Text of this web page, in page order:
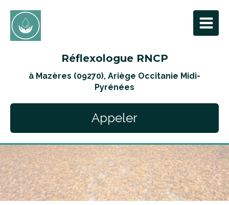
Réflexologue RNCP
à Mazères (09270), Ariège Occitanie Midi-
Pyrénées
Appeler